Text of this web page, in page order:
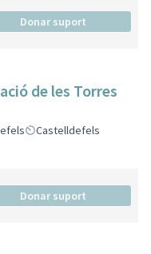
Donar suport
de les Torres
Castelldefels
Donar suport